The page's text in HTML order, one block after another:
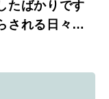
たばかりです
される日々で